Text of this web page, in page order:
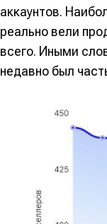
аккаунтов.
реально вели
всего. Иными
недавно был